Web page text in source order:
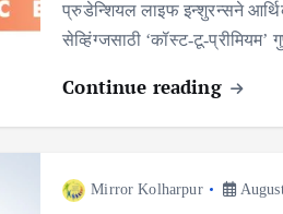
प्रुडेन्शियल लाइफ इन्शुरन्सने
सेव्हिंग्जसाठी ‘कॉस्ट-टू-प्रीमियम’
Continue reading
Mirror Kolharpur